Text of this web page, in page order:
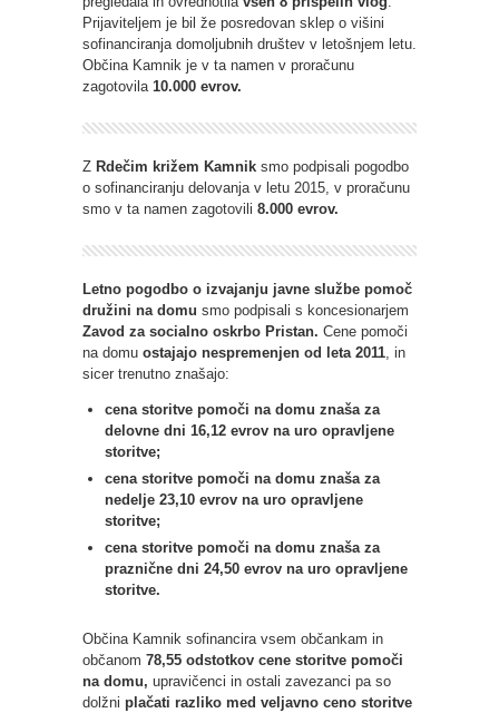
Prijaviteljem je bil že posredovan sklep o višini
sofinanciranja domoljubnih društev v letošnjem letu.
Občina Kamnik je v ta namen v proračunu
zagotovila 10.000 evrov.
Z Rdečim križem Kamnik smo podpisali pogodbo
o sofinanciranju delovanja v letu 2015, v proračunu
smo v ta namen zagotovili 8.000 evrov.
Letno pogodbo o izvajanju javne službe pomoč
družini na domu smo podpisali s koncesionarjem
Zavod za socialno oskrbo Pristan. Cene pomoči
na domu ostajajo nespremenjen od leta 2011 , in
sicer trenutno znašajo:
cena storitve pomoči na domu znaša za
delovne dni 16,12 evrov na uro opravljene
storitve;
cena storitve pomoči na domu znaša za
nedelje 23,10 evrov na uro opravljene
storitve;
cena storitve pomoči na domu znaša za
praznične dni 24,50 evrov na uro opravljene
storitve.
Občina Kamnik sofinancira vsem občankam in
občanom 78,55 odstotkov cene storitve pomoči
na domu, upravičenci in ostali zavezanci pa so
dolžni plačati razliko med veljavno ceno storitve